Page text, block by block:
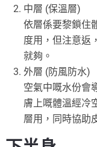
中層 (保溫層)
依層係要黎鎖住
度用，但注意返
就夠。
外層 (防風防水)
空氣中嘅水份會
膚上嘅體溫經冷
層用，同時協助